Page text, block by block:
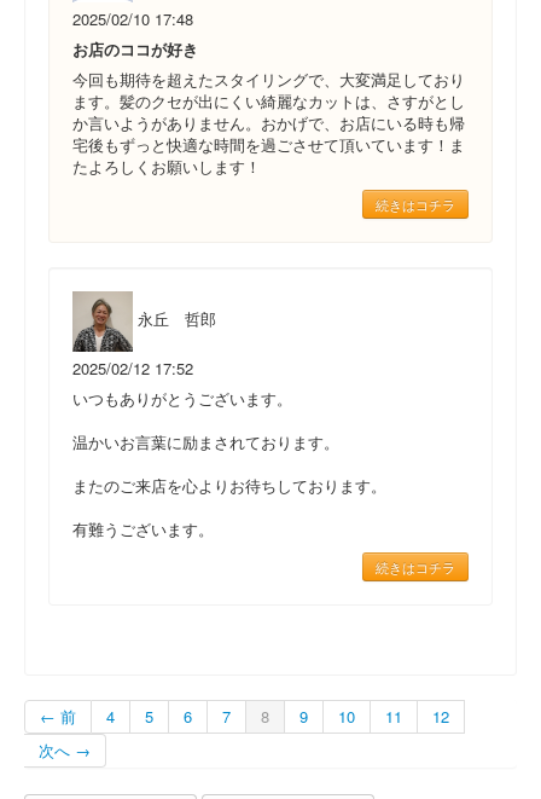
2025/02/10 17:48
お店のココが好き
今回も期待を超えたスタイリングで、大変満足しており
ます。髪のクセが出にくい綺麗なカットは、さすがとし
か言いようがありません。おかげで、お店にいる時も帰
宅後もずっと快適な時間を過ごさせて頂いています！ま
たよろしくお願いします！
続きはコチラ
永丘 哲郎
2025/02/12 17:52
いつもありがとうございます。
温かいお言葉に励まされております。
またのご来店を心よりお待ちしております。
有難うございます。
続きはコチラ
← 前 4 5 6 7 8 9 10 11
12
次へ →